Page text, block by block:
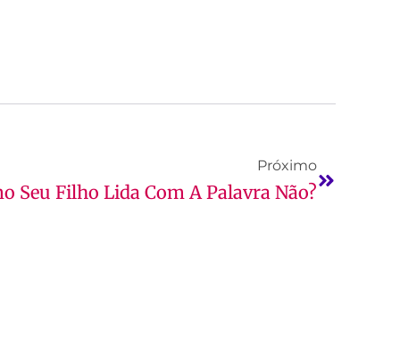
Próximo
Seu Filho Lida Com A Palavra Não?